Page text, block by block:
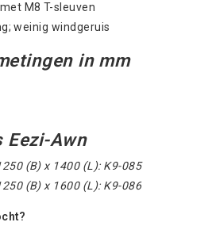
M8 T-sleuven
weinig windgeruis
in mm
Eezi-Awn
(B) x 1400 (L): K9-085
(B) x 1600 (L): K9-086